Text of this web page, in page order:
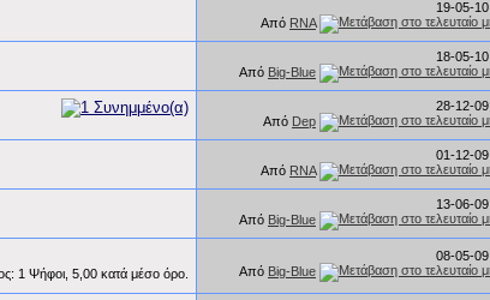
19-05-10
Από RNA
18-05-10
Από Big-Blue
28-12-09
Από Dep
01-12-09
Από RNA
13-06-09
Από Big-Blue
08-05-09
Από Big-Blue